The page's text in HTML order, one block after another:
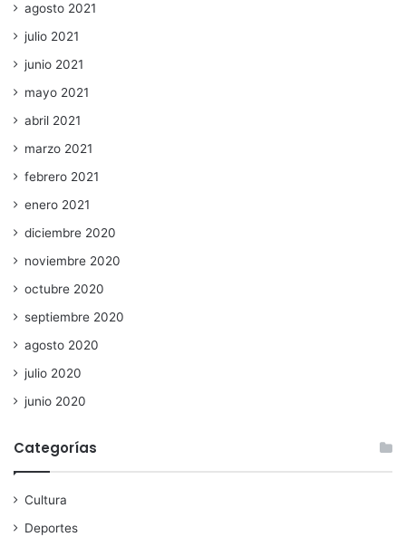
agosto 2021
julio 2021
junio 2021
mayo 2021
abril 2021
marzo 2021
febrero 2021
enero 2021
diciembre 2020
noviembre 2020
octubre 2020
septiembre 2020
agosto 2020
julio 2020
junio 2020
Categorías
Cultura
Deportes